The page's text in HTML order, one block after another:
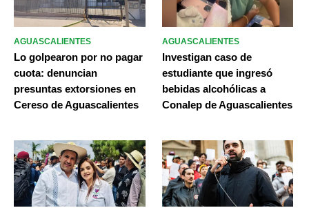
AGUASCALIENTES
Lo golpearon por no pagar
cuota: denuncian
presuntas extorsiones en
Cereso de Aguascalientes
AGUASCALIENTES
Investigan caso de
estudiante que ingresó
bebidas alcohólicas a
Conalep de Aguascalientes